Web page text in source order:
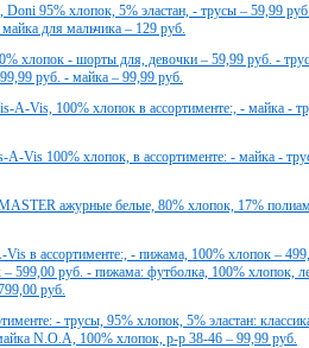
Doni 95% хлопок, 5% эластан, - трусы – 59,99
для мальчика – 129 руб.
хлопок - шорты для, девочки – 59,99 руб. -
руб. - майка – 99,99 руб.
A-Vis, 100% хлопок в ассортименте:, - майка -
A-Vis 100% хлопок, в ассортименте: - майка -
ажурные белые, 80% хлопок, 17%
в ассортименте:, - пижама, 100% хлопок –
– 599,00 руб. - пижама: футболка, 100% хлопок,
руб.
- трусы, 95% хлопок, 5% эластан:
N.O.A, 100% хлопок, р-р 38-46 – 99,99 руб.